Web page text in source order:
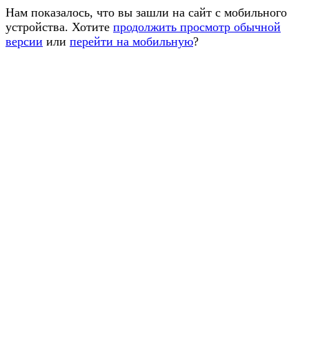
Нам показалось, что вы зашли на сайт с мобильного
устройства. Хотите продолжить просмотр обычной
версии или перейти на мобильную?